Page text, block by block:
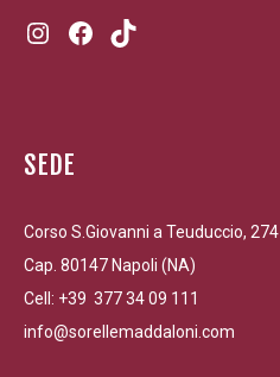
Instagram
Facebook
SEDE
Corso S.Giovanni a Teuduccio, 274
Cap. 80147 Napoli (NA)
Cell: +39 377 34 09 111
info@sorellemaddaloni.com